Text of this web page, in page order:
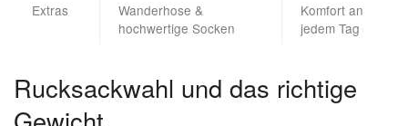
Extras
Wanderhose &
hochwertige Socken
Komfort an
jedem Tag
Rucksackwahl und das richtige